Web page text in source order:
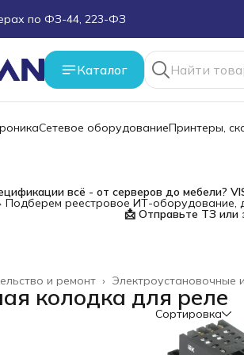
по ФЗ-44, 223-ФЗ
оборудование под ТЗ
e-mail или в чат
Каталог
Сетевое оборудованиеПринтеры,
всё - от серверов до мебели?
Подберем реестровое ИТ-оборудование,
📩 Отправьте ТЗ или
Электроустановочные
и ремонт ›
колодка для реле
Сортировка